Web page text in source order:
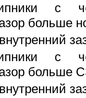
с
больше
с
больше